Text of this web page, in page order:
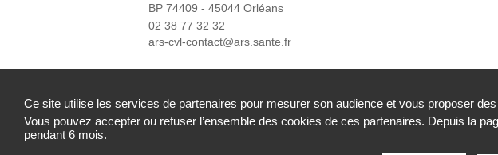
Ce site utilise les services de partenaires pour mesurer son audience et vous proposer
Vous pouvez accepter ou refuser l’ensemble des cookies de ces partenaires. Depuis la
pendant 6 mois.
BP 74409 - 45044 Orléans
02 38 77 32 32
ars-cvl-contact@ars.sante.fr
Mentions légales Contact Données personnelles et cookies